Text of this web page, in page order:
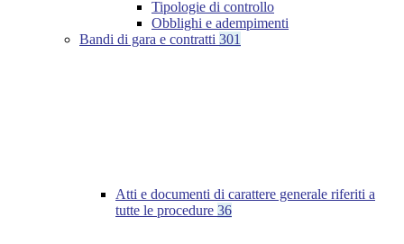
Tipologie di controllo
Obblighi e adempimenti
Bandi di gara e contratti 301
Atti e documenti di carattere generale riferiti a
tutte le procedure 36